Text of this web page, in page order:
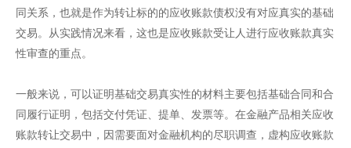
同关系，也就是作为转让标的的应收账款债权没有对应真实的基础
交易。从实践情况来看，这也是应收账款受让人进行应收账款真实
性审查的重点。
一般来说，可以证明基础交易真实性的材料主要包括基础合同和合
同履行证明，包括交付凭证、提单、发票等。在金融产品相关应收
账款转让交易中，因需要面对金融机构的尽职调查，虚构应收账款